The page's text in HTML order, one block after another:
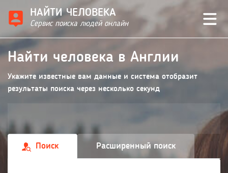
НАЙТИ ЧЕЛОВЕКА
Сервис поиска людей онлайн
Найти человека в Англии
Укажите известные вам данные и система отобразит
результаты поиска через несколько секунд
Поиск Расширенный поиск